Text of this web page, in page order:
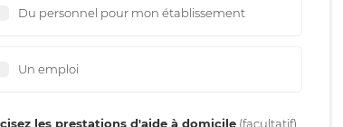
Du personnel pour mon établissement
Un emploi
les prestations d'aide à domicile